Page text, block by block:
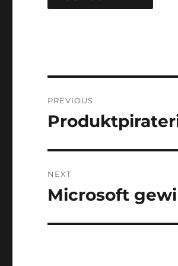
navigation
PREVIOUS
Previous
NEXT
Next
Microsoft